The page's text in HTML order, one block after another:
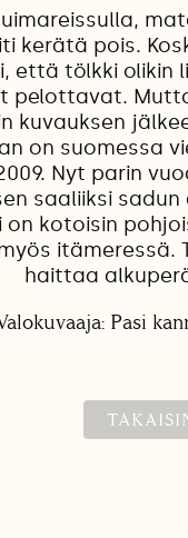
kerätä pois.
että tölkki olikin
pelottavat.
kuvauksen
on suomessa
Nyt parin
saaliiksi
on kotoisin
haittaa
Pasi